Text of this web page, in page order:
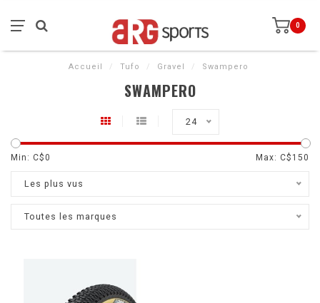
0
Accueil / Tufo / Gravel / Swampero
SWAMPERO
24
Min: C$0 Max: C$ 150
Les plus vus
Toutes les marques